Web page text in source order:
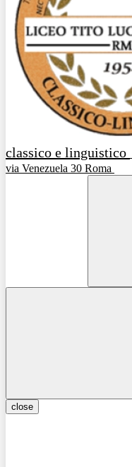
classico e linguistico
via Venezuela 30 Roma
close